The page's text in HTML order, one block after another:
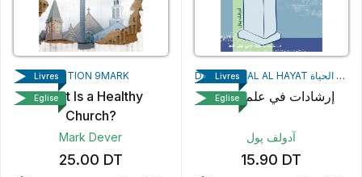
EDITION 9MARK
What Is a Healthy
Church?
Mark Dever
25.00 DT
Livres
Eglise
DAR MANHAL AL HAYAT منهل الحياة
إرشادات في علم الوعظ
آدولف پول
15.90 DT
Livres
Eglise